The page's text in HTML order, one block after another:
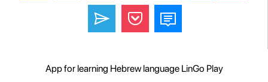
App for learning Hebrew language LinGo Play